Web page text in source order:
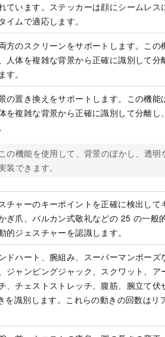
ています。ステッカーは顔にシームレ
イムで適応します。
方のスクリーンをサポートします。こ
人体を複雑な背景から正確に識別して
す。
の置き換えをサポートします。この機能
を複雑な背景から正確に識別して分離
この機能を使用して、背景のぼかし、透
装できます。
チャーのキーポイントを正確に検出して
ぎ爪、バルカン式敬礼などの 25 の一般
的ジェスチャーを認識します。
ドハート、腕組み、スーパーマンポーズ
ジャンピングジャック、スクワット、ア
、チェストストレッチ、腹筋、腕立て
を識別します。これらの動きの回数はリ